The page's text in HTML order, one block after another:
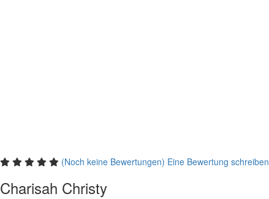
(Noch keine Bewertungen) Eine Bewertung schreiben
Charisah Christy